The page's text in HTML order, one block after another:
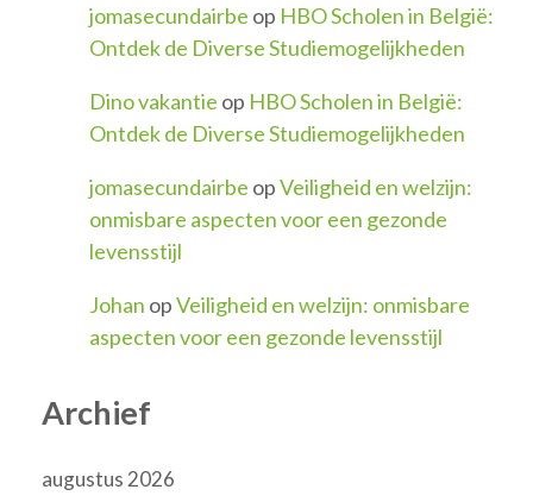
jomasecundairbe op HBO Scholen in België:
Ontdek de Diverse Studiemogelijkheden
Dino vakantie op HBO Scholen in België:
Ontdek de Diverse Studiemogelijkheden
jomasecundairbe opVeiligheid en welzijn:
onmisbare aspecten voor een gezonde
levensstijl
Johan opVeiligheid en welzijn: onmisbare
aspecten voor een gezonde levensstijl
Archief
augustus 2026